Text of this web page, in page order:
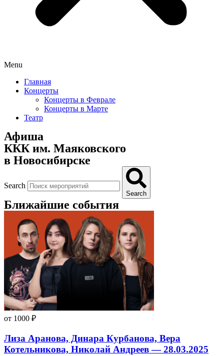
Menu
Главная
Концерты
Концерты в Феврале
Концерты в Марте
Театр
Афиша
ККК им. Маяковского
в Новосибирске
Search
Search
Ближайшие события
от 1000 ₽
Лиза Аранова, Динара Курбанова, Вера
Котельникова, Николай Андреев — 28.03.2025